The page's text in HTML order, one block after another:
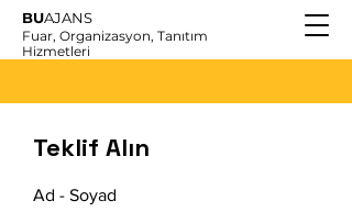
BUAJANS
Fuar, Organizasyon, Tanıtım
Hizmetleri
Teklif Alın
Ad - Soyad